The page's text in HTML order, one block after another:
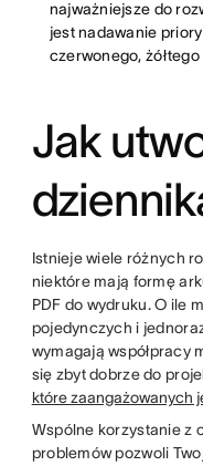
najważniejsze do
jest nadawanie
czerwonego,
Jak
Istnieje wiele różnych
niektóre mają formę
PDF do wydruku. O ile
pojedynczych i
wymagają współpracy
się zbyt dobrze do
które zaangażowanych
Wspólne korzystanie z
problemów pozwoli